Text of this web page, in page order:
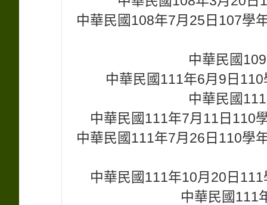
中華民國108年7月25日107學
中華民國
中華民國111年6月9日
中華民國
中華民國111年7月11日110
中華民國111年7月26日110學
中華民國111年10月20日
中華民國111